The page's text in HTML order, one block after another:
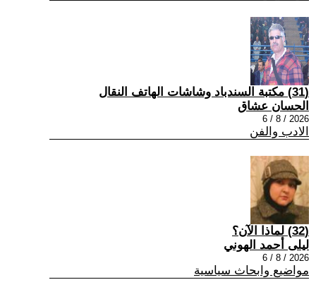
(31) مكتبة السندباد وشاشات الهاتف النقال
الحسان عشاق
2026 / 8 / 6
الادب والفن
(32) لماذا الآن؟
ليلى أحمد الهوني
2026 / 8 / 6
مواضيع وابحاث سياسية